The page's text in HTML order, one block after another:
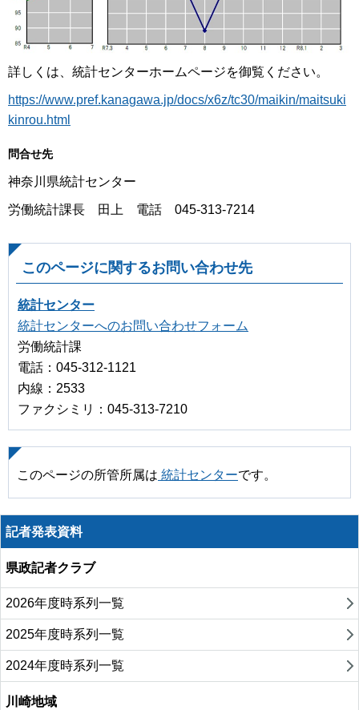
詳しくは、統計センターホームページを御覧ください。
https://www.pref.kanagawa.jp/docs/x6z/tc30/maikin/maitsuki
kinrou.html
問合せ先
神奈川県統計センター
労働統計課長 田上 電話 045-313-7214
このページに関するお問い合わせ先
統計センター
統計センターへのお問い合わせフォーム
労働統計課
電話：045-312-1121
内線：2533
ファクシミリ：045-313-7210
このページの所管所属は 統計センターです。
記者発表資料
県政記者クラブ
2026年度時系列一覧
2025年度時系列一覧
2024年度時系列一覧
川崎地域